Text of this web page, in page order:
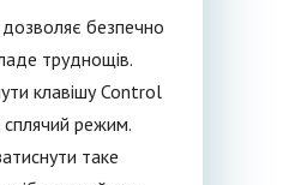
безпечно
труднощів.
клавішу Control
сплячий режим.
таке